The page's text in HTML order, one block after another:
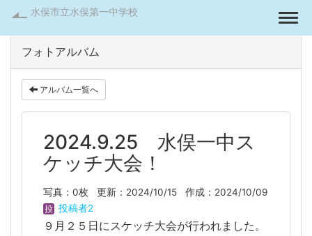
水俣市立水俣第一中学校
フォトアルバム
アルバム一覧へ
2024.9.25 水俣一中ス
ケッチ大会！
写真：0枚 更新：2024/10/15
作成：2024/10/09
投稿者2
９月２５日にスケッチ大会が行われました。